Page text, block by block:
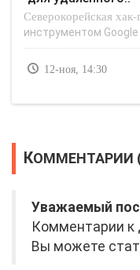
Северокорейская
инструментом Google
12-ноя, 14:30
КОММЕНТАРИИ
Уважаемый
Комментарии к
Вы можете